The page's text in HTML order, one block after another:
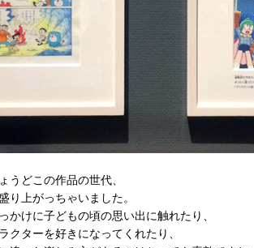
うどこの作品の世代、
り上がっちゃいました。
かけに子どもの頃の思い出に触れたり、
クターを好きになってくれたり、